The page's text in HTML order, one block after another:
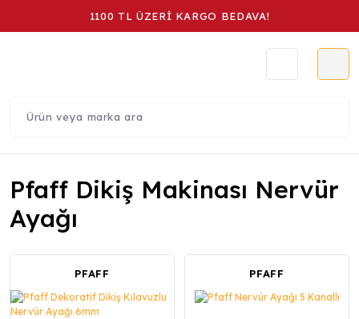
1100 TL ÜZERİ KARGO BEDAVA!
Pfaff Dikiş Makinası Nervür
Ayağı
PFAFF PFAFF